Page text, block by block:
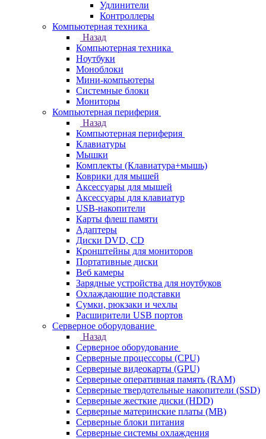
Удлинители
Контроллеры
Компьютерная техника
Назад
Компьютерная техника
Ноутбуки
Моноблоки
Мини-компьютеры
Системные блоки
Мониторы
Компьютерная периферия
Назад
Компьютерная периферия
Клавиатуры
Мышки
Комплекты (Клавиатура+мышь)
Коврики для мышей
Аксессуары для мышей
Аксессуары для клавиатур
USB-накопители
Карты флеш памяти
Адаптеры
Диски DVD, CD
Кронштейны для мониторов
Портативные диски
Веб камеры
Зарядные устройства для ноутбуков
Охлаждающие подставки
Сумки, рюкзаки и чехлы
Расширители USB портов
Серверное оборудование
Назад
Серверное оборудование
Серверные процессоры (CPU)
Серверные видеокарты (GPU)
Серверные оперативная память (RAM)
Серверные твердотельные накопители (SSD)
Серверные жесткие диски (HDD)
Серверные материнские платы (MB)
Серверные блоки питания
Серверные системы охлаждения